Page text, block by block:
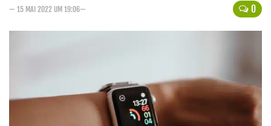
Handytarife
BASE
Smartphonetarife
0
— 15 MAI 2022 UM 19:06—